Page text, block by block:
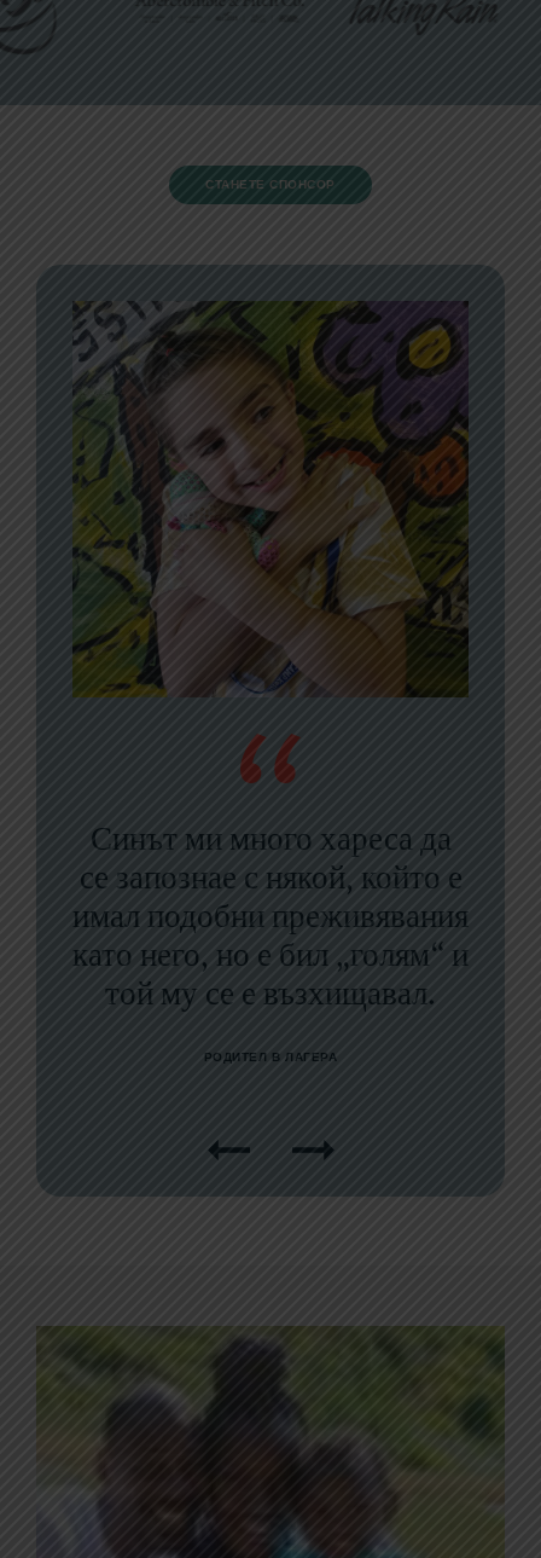
СТАНЕТЕ СПОНСОР
Иска ми се лагери като
„Кемп Корей“ да се
разпространят из САЩ и
останалата част от света,
помагайки на всички деца с
също да си взема
Синът ми много хареса да
се запознае с някой, който е
имал подобни преживявания
като него, но е бил „голям“ и
той му се е възхищавал.
РОДИТЕЛ В ЛАГЕРА